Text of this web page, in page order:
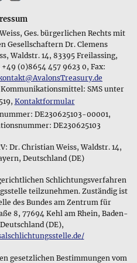
Hintergrundinformationen zu
Aus diesem Grund haben
entschieden und sind uns
Produktphotos und die
und zum Lieferumfang
bei uns finden, ihre
werden.
Schmuckverkauf mit
und Kristallen, die man
gebohrt am Lederband tragen
aus, das wir aber
und moderne
wir Zinn, Silber und Gold
erweitert haben - unser
nordische Motive mit einem
Bezug. Aber natürlich
aus edlen
Perlen oder Korallen
bei denen Eheleute eine
tragen, so wie es
Ausdruck der
In den meisten
die einen
Menschenbegleiten oder
anzeigen sollen und
und ihrer Materialien
besondere Bedeutung
Ges. bürgerlichen Rechts mit
Gesellschaftern Dr. Clemens
Waldstr. 14, 83395 Freilassing,
(0)8654 457 9623 0, Fax:
SMS unter
Kontaktformular
DE230625103-00001,
DE230625103
Dr. Christian Weiss, Waldstr. 14,
Deutschland (DE)
Schlichtungsverfahren
teilzunehmen. Zuständig ist
des Bundes am Zentrum für
8, 77694 Kehl am Rhein, Baden-
(DE),
gesetzlichen Bestimmungen vom